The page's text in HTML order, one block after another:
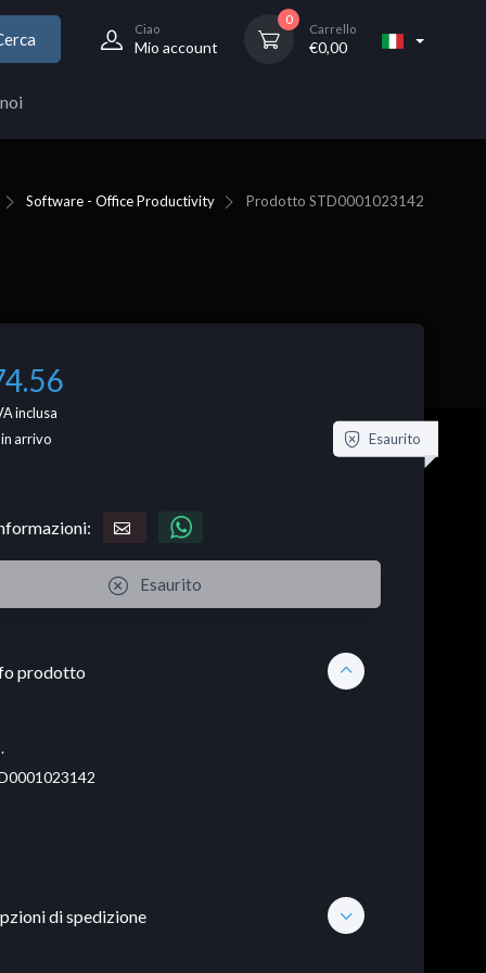
Ciao
Mio account
0
Carrello
€0,00
Software - Office Productivity Prodotto STD0001023142
inclusa
arrivo
Esaurito
Esaurito
prodotto
di spedizione